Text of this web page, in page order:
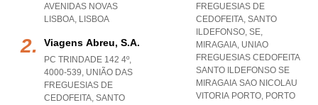
AVENIDAS NOVAS
LISBOA, LISBOA
Viagens Abreu, S.a.
PC TRINDADE 142 4º,
4000-539, UNIÃO DAS
FREGUESIAS DE
CEDOFEITA, SANTO
FREGUESIAS DE
CEDOFEITA, SANTO
ILDEFONSO, SE,
MIRAGAIA, UNIAO
FREGUESIAS CEDOFEITA
SANTO ILDEFONSO SE
MIRAGAIA SAO NICOLAU
VITORIA PORTO, PORTO